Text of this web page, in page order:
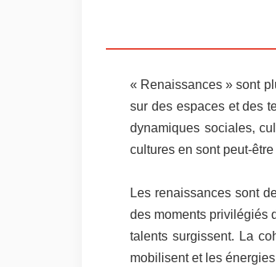
« Renaissances » sont
sur des espaces et des
dynamiques sociales,
cultures en sont peut-
Les renaissances sont
des moments privilégiés
talents surgissent. La
mobilisent et les